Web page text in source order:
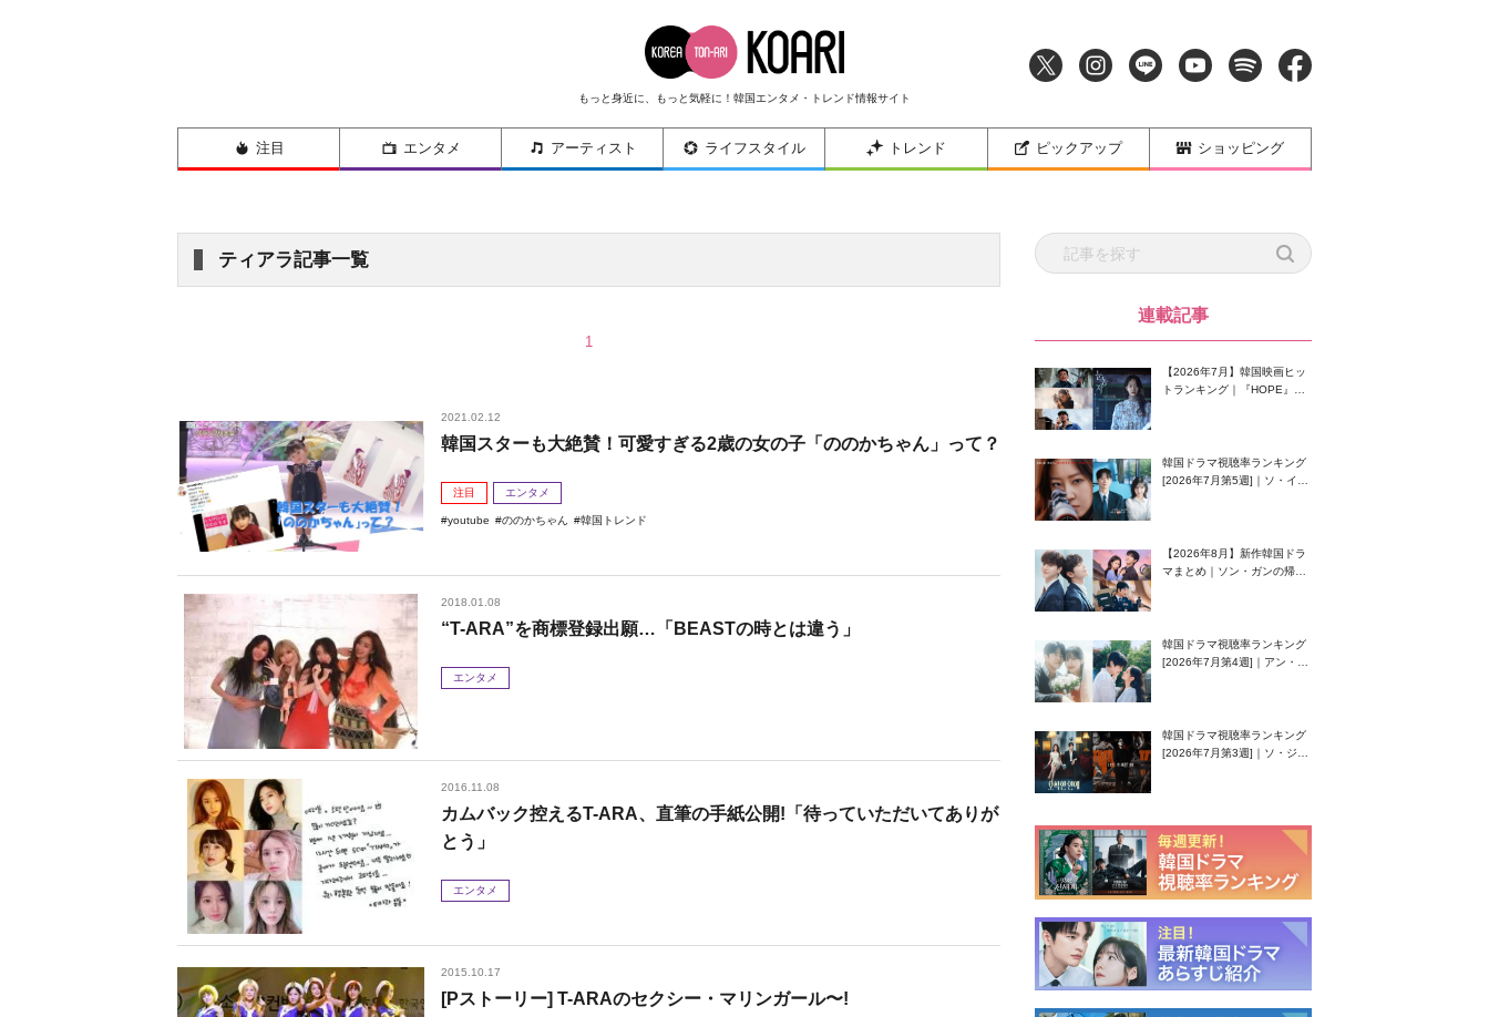
もっと身近に、もっと気軽に！韓国エンタメ・トレンド情報サイト
注目 エンタメ アーティスト ライフスタイル トレンド ピックアップ ショッピング
ティアラ記事一覧
1
2021.02.12
韓国スターも大絶賛！可愛すぎる2歳の女の子「ののかちゃん」って？
注目 エンタメ
youtube ののかちゃん 韓国トレンド
2018.01.08
“T-ARA”を商標登録出願…「BEASTの時とは違う」
エンタメ
2016.11.08
カムバック控えるT-ARA、直筆の手紙公開!「待っていただいてありが
とう」
エンタメ
2015.10.17
[Pストーリー] T-ARAのセクシー・マリンガール〜!
連載記事
【2026年7月】韓国映画ヒッ
トランキング｜『HOPE』が
韓国ドラマ視聴率ランキング
[2026年7月第5週]｜ソ・イン
【2026年8月】新作韓国ドラ
マまとめ｜ソン・ガンの帰
韓国ドラマ視聴率ランキング
[2026年7月第4週]｜アン・ヒ
韓国ドラマ視聴率ランキング
[2026年7月第3週]｜ソ・ジソ